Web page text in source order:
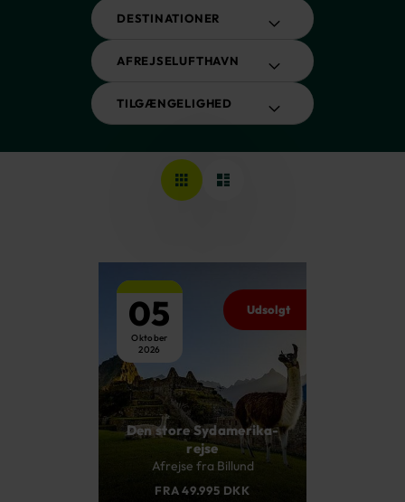
DESTINATIONER
AFREJSELUFTHAVN
TILGÆNGELIGHED
05
Oktober
2026
Udsolgt
Den store Sydamerika-
rejse
Afrejse fra Billund
FRA 49.995 DKK